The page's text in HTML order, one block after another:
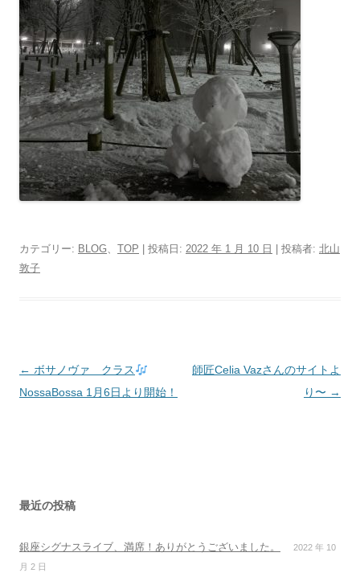
カテゴリー: BLOG、 TOP | 投稿日: 2022 年 1 月 10 日 投稿者: 北山
敦子
投
稿
シ
ン
← ボサノヴァ クラス
NossaBossa 1月6日より開始！
師匠Celia Vazさんのサイトよ
り〜 →
最近の投稿
銀座シグナスライブ、満席！ありがとうございました。
2022 年 10
月 2 日